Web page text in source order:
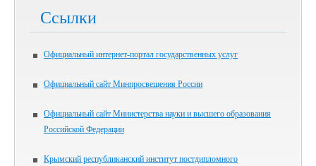
Ссылки
Официальный интернет-портал государственных услуг
Официальный сайт Минпросвещения России
Официальный сайт Министерства науки и высшего образования
Российской Федерации
Крымский республиканский институт постдипломного